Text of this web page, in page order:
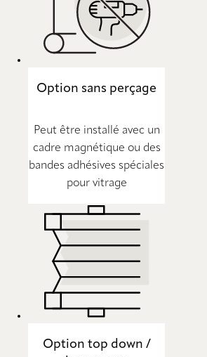
Option sans perçage
Peut être installé avec un
cadre magnétique ou des
bandes adhésives spéciales
pour vitrage
Option top down /